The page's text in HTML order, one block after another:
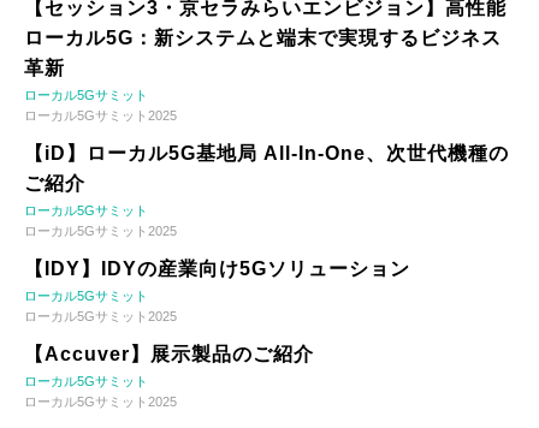
【セッション3・京セラみらいエンビジョン】高性能
ローカル5G：新システムと端末で実現するビジネス
革新
ローカル5Gサミット
ローカル5Gサミット2025
【iD】ローカル5G基地局 All-In-One、次世代機種の
ご紹介
ローカル5Gサミット
ローカル5Gサミット2025
【IDY】IDYの産業向け5Gソリューション
ローカル5Gサミット
ローカル5Gサミット2025
【Accuver】展示製品のご紹介
ローカル5Gサミット
ローカル5Gサミット2025